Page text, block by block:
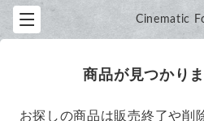
Cinematic
商品が見つかり
お探しの商品は販売終了や削